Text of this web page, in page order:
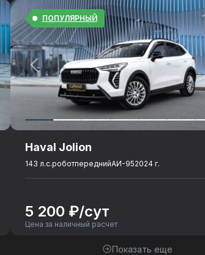
ПОПУЛЯРНЫЙ
Haval Jolion
143 л.с.роботпереднийАИ-952024 г.
5 200 ₽/сут
Цена за наличный расчет
Показать еще